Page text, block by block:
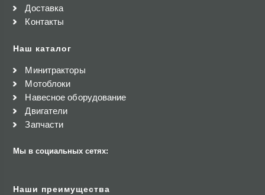
Доставка
Контакты
Наш каталог
Минитракторы
Мотоблоки
Навесное оборудование
Двигатели
Запчасти
Мы в социальных сетях:
Наши преимущества